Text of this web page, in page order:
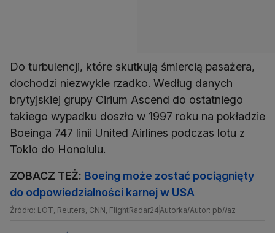
Do turbulencji, które skutkują śmiercią pasażera,
dochodzi niezwykle rzadko. Według danych
brytyjskiej grupy Cirium Ascend do ostatniego
takiego wypadku doszło w 1997 roku na pokładzie
Boeinga 747 linii United Airlines podczas lotu z
Tokio do Honolulu.
ZOBACZ TEŻ: Boeing może zostać pociągnięty
do odpowiedzialności karnej w USA
Źródło: LOT, Reuters, CNN, FlightRadar24Autorka/Autor: pb//az